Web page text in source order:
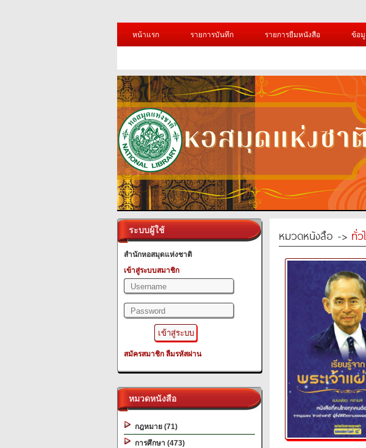
หน้าแรก
รายการบันทึก รายการยืมหนังสือ ข้อ
ระบบผู้ใช้
สำนักหอสมุดแห่งชาติ
เข้าสู่ระบบสมาชิก
สมัครสมาชิก ลืมรหัสผ่าน
หมวดหนังสือ
กฎหมาย (71)
การศึกษา (473)
หมวดหนังสือ -> ทั่ว